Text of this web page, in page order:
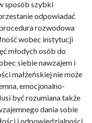
sposób szybki
odpowiadać
rozwodowa
wobec instytucji
młodych osób do
siebie nawzajem i
małżeńskiej nie może
emocjonalno-
być rozumiana także
dania sobie
i odpowiedzialności.